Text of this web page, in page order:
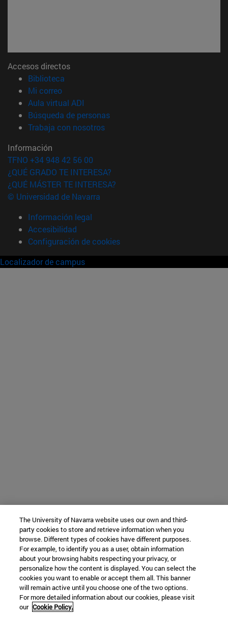
Accesos directos
Biblioteca
Mi correo(abre en nueva ventana)
Aula virtual ADI
Búsqueda de personas(abre en nueva ventana)
Trabaja con nosotros(abre en nueva ventana)
Información
TFNO +34 948 42 56 00
¿QUÉ GRADO TE INTERESA?
¿QUÉ MÁSTER TE INTERESA?
© Universidad de Navarra
Información legal
Accesibilidad
Configuración de cookies
Localizador de campus
The University of Navarra website uses our own and third-
party cookies to store and retrieve information when you
browse. Different types of cookies have different purposes.
For example, to identify you as a user, obtain information
about your browsing habits respecting your privacy, or
personalize how the content is displayed. You can select the
cookies you want to enable or accept them all. This banner
will remain active until you choose one of the two options.
For more detailed information about our cookies, please visit
our Cookie Policy.